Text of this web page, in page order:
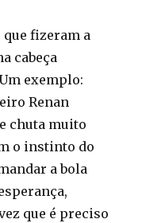
fizeram a
cabeça
exemplo:
Renan
chuta muito
o instinto do
a bola
que é preciso